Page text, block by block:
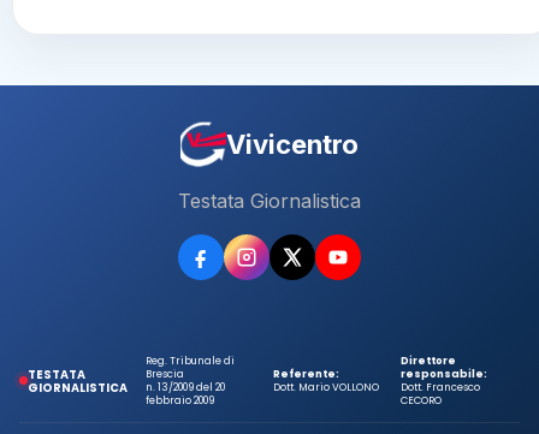
Vivicentro
Testata Giornalistica
TESTATA
GIORNALISTICA
Reg. Tribunale di
Brescia
n. 13/2009 del 20
febbraio 2009
Referente:
Dott. Mario VOLLONO
Direttore
responsabile:
Dott. Francesco
CECORO